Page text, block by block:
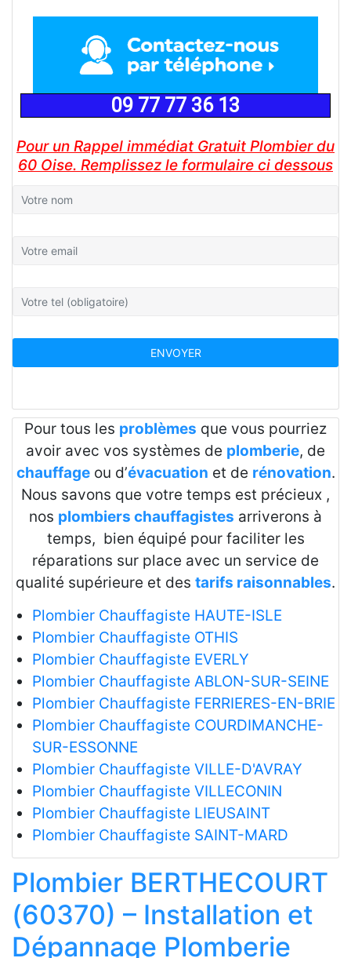
09 77 77 36 13
Pour un Rappel immédiat Gratuit Plombier du
60 Oise. Remplissez le formulaire ci dessous
Pour tous les problèmes que vous pourriez
avoir avec vos systèmes de plomberie, de
chauffageou d’évacuation et de rénovation.
Nous savons que votre temps est précieux ,
nos plombiers chauffagistes arriverons à
temps, bien équipé pour faciliter les
réparations sur place avec un service de
qualité supérieure et des tarifs raisonnables.
Plombier Chauffagiste HAUTE-ISLE
Plombier Chauffagiste OTHIS
Plombier Chauffagiste EVERLY
Plombier Chauffagiste ABLON-SUR-SEINE
Plombier Chauffagiste FERRIERES-EN-BRIE
Plombier Chauffagiste COURDIMANCHE-
SUR-ESSONNE
Plombier Chauffagiste VILLE-D'AVRAY
Plombier Chauffagiste VILLECONIN
Plombier Chauffagiste LIEUSAINT
Plombier Chauffagiste SAINT-MARD
Plombier BERTHECOURT
(60370) – Installation et
Dépannage Plomberie